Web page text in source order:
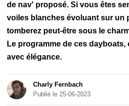
de nav' proposé. Si vous êtes
voiles blanches évoluant sur un
tomberez peut-être sous le
Le programme de ces
avec élégance.
Charly Fernbach
Publié le 25-06-2023